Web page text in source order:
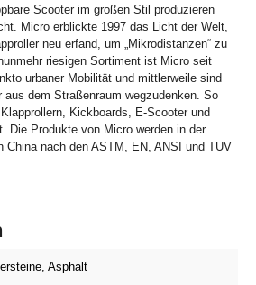
Scooter im großen Stil produzieren
Micro erblickte 1997 das Licht der Welt,
neu erfand, um „Mikrodistanzen“ zu
riesigen Sortiment ist Micro seit
urbaner Mobilität und mittlerweile sind
dem Straßenraum wegzudenken. So
Kickboards, E-Scooter und
Die Produkte von Micro werden in der
China nach den ASTM, EN, ANSI und TUV
, Asphalt